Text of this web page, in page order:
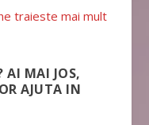
traieste mai mult
AI MAI JOS,
AJUTA IN